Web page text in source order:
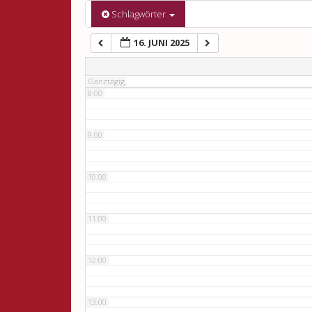
Schlagwörter
16. JUNI 2025
Ganztägig
6:00
7:00
8:00
9:00
10:00
11:00
12:00
13:00